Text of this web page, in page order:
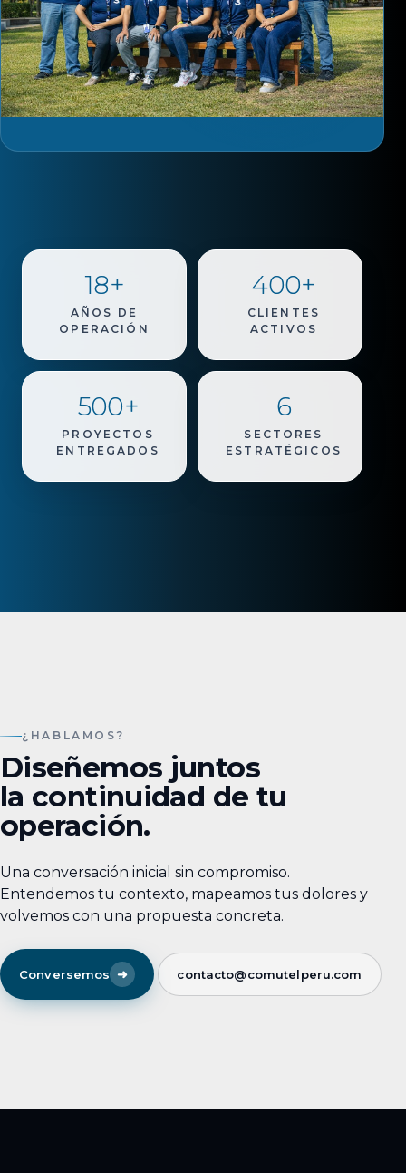
18+
AÑOS DE
OPERACIÓN
400+
CLIENTES
ACTIVOS
500+
PROYECTOS
ENTREGADOS
6
SECTORES
ESTRATÉGICOS
¿HABLAMOS?
Diseñemos juntos
la continuidad de tu
operación.
Una conversación inicial sin compromiso.
Entendemos tu contexto, mapeamos tus dolores y
volvemos con una propuesta concreta.
Conversemos ➜ contacto@comutelperu.com